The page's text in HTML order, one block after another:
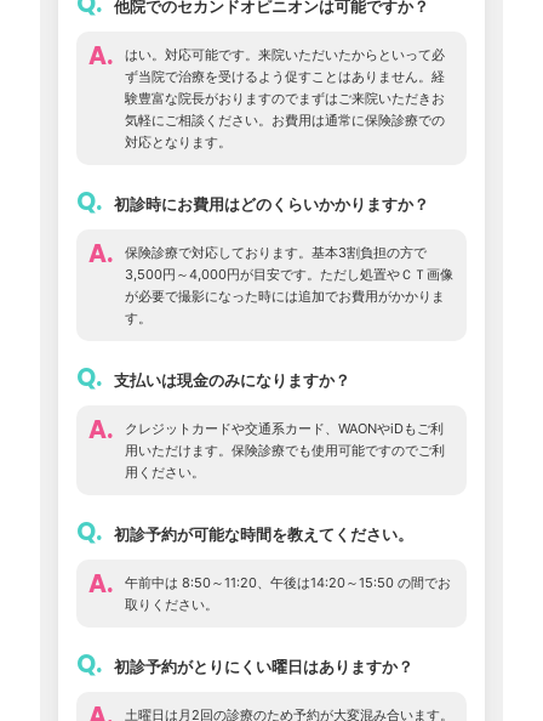
他院でのセカンドオピニオンは可能ですか？
A.
はい。対応可能です。来院いただいたからといって必
ず当院で治療を受けるよう促すことはありません。経
験豊富な院長がおりますのでまずはご来院いただきお
気軽にご相談ください。お費用は通常に保険診療での
対応となります。
Q. 初診時にお費用はどのくらいかかりますか？
A.
保険診療で対応しております。基本3割負担の方で
3,500円～4,000円が目安です。ただし処置やＣＴ画像
が必要で撮影になった時には追加でお費用がかかりま
す。
Q. 支払いは現金のみになりますか？
A.
クレジットカードや交通系カード、WAONやiDもご利
用いただけます。保険診療でも使用可能ですのでご利
用ください。
Q. 初診予約が可能な時間を教えてください。
A.
午前中は 8:50～11:20、午後は14:20～15:50 の間でお
取りください。
Q. 初診予約がとりにくい曜日はありますか？
土曜日は月2回の診療のため予約が大変混み合います。